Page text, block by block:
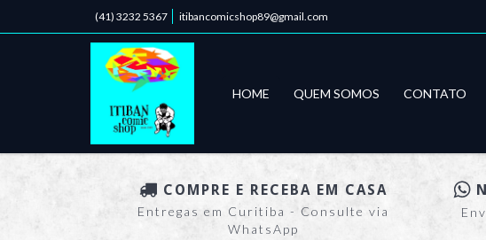
(41) 3232 5367 itibancomicshop89@gmail.com
HOME QUEM SOMOS CONTATO
COMPRE E RECEBA EM CASA
Entregas em Curitiba - Consulte via
WhatsApp